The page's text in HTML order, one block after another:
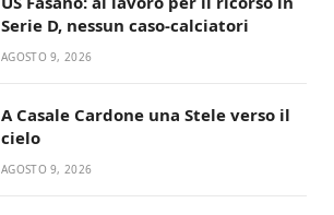
Serie D, nessun caso-calciatori
AGOSTO 9, 2026
A Casale Cardone una Stele verso il
cielo
AGOSTO 9, 2026